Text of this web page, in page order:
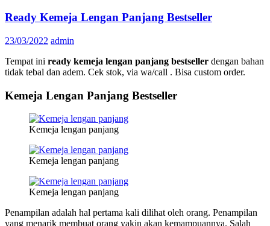
Ready Kemeja Lengan Panjang Bestseller
23/03/2022 admin
Tempat ini ready kemeja lengan panjang bestseller dengan bahan
tidak tebal dan adem. Cek stok, via wa/call . Bisa custom order.
Kemeja Lengan Panjang Bestseller
Kemeja lengan panjang
Kemeja lengan panjang
Kemeja lengan panjang
Penampilan adalah hal pertama kali dilihat oleh orang. Penampilan
yang menarik membuat orang yakin akan kemampuannya. Salah